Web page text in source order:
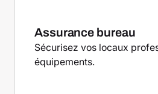
Assurance bureau
Sécurisez vos locaux
équipements.